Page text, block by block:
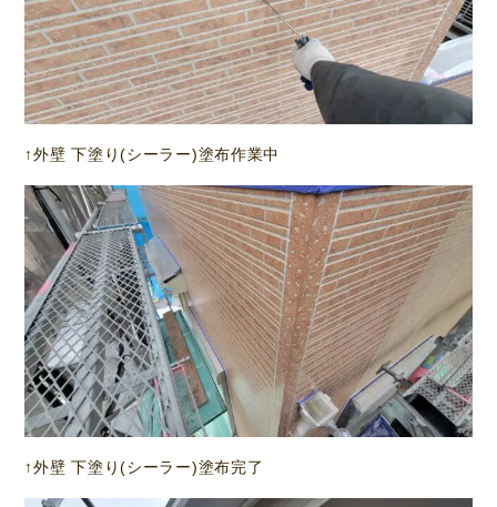
↑外壁 下塗り(シーラー)塗布作業中
↑外壁 下塗り(シーラー)塗布完了